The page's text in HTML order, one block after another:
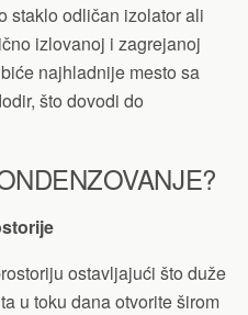
staklo odličan izolator ali
izlovanoj i zagrejanoj
najhladnije mesto sa
što dovodi do
ostavljajući što duže
u toku dana otvorite širom